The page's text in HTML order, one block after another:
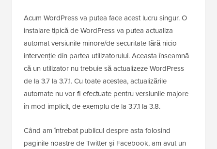
Acum WordPress va putea face acest lucru singur. O
instalare tipică de WordPress va putea actualiza
automat versiunile minore/de securitate fără nicio
intervenție din partea utilizatorului. Aceasta înseamnă
că un utilizator nu trebuie să actualizeze WordPress
de la 3.7 la 3.7.1. Cu toate acestea, actualizările
automate nu vor fi efectuate pentru versiunile majore
în mod implicit, de exemplu de la 3.7.1 la 3.8.
Când am întrebat publicul despre asta folosind
paginile noastre de Twitter și Facebook, am avut un